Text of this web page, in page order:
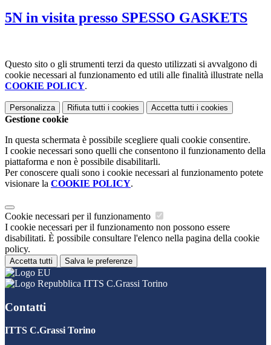
5N in visita presso SPESSO GASKETS
Questo sito o gli strumenti terzi da questo utilizzati si avvalgono di
cookie necessari al funzionamento ed utili alle finalità illustrate nella
COOKIE POLICY.
Personalizza Rifiuta tutti i cookies Accetta tutti i cookies
Gestione cookie
In questa schermata è possibile scegliere quali cookie consentire.
I cookie necessari sono quelli che consentono il funzionamento della
piattaforma e non è possibile disabilitarli.
Per conoscere quali sono i cookie necessari al funzionamento potete
visionare la COOKIE POLICY.
Cookie necessari per il funzionamento
I cookie necessari per il funzionamento non possono essere
disabilitati. È possibile consultare l'elenco nella pagina della cookie
policy.
Accetta tutti Salva le preferenze
ITTS C.Grassi Torino
Contatti
ITTS C.Grassi Torino